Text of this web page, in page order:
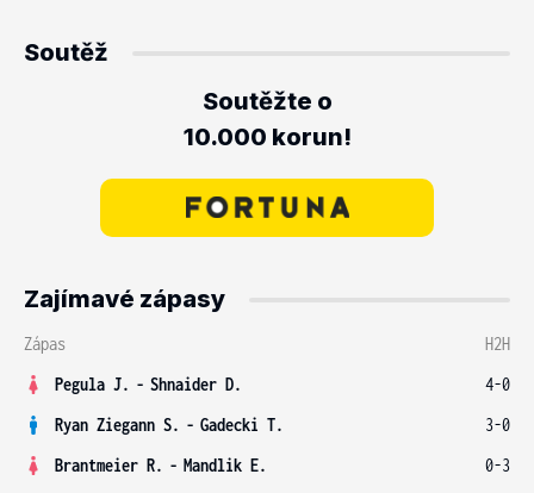
Soutěž
Soutěžte o
10.000 korun!
Zajímavé zápasy
Zápas
H2H
Pegula J. - Shnaider D.
4-0
Ryan Ziegann S. - Gadecki T.
3-0
Brantmeier R. - Mandlik E.
0-3